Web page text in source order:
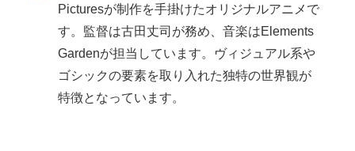
Picturesが制作を手掛けたオリジナルアニメで
す。監督は古田丈司が務め、音楽はElements
Gardenが担当しています。ヴィジュアル系や
ゴシックの要素を取り入れた独特の世界観が
特徴となっています。